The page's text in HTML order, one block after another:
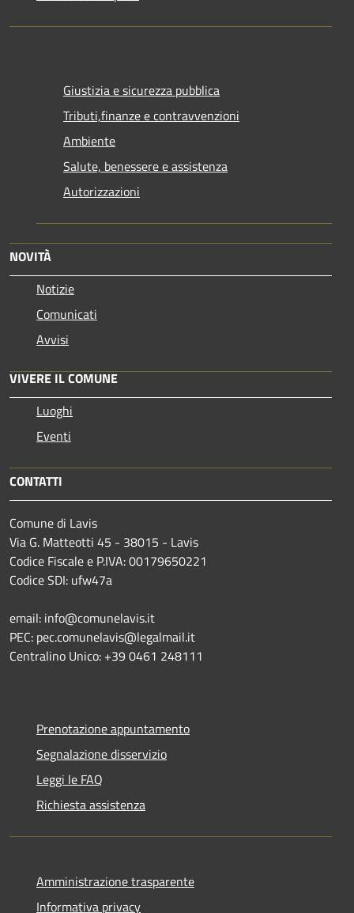
Giustizia e sicurezza pubblica
Tributi,finanze e contravvenzioni
Ambiente
Salute, benessere e assistenza
Autorizzazioni
NOVITÀ
Notizie
Comunicati
Avvisi
VIVERE IL COMUNE
Luoghi
Eventi
CONTATTI
Comune di Lavis
Via G. Matteotti 45 - 38015 - Lavis
Codice Fiscale e P.IVA: 00179650221
Codice SDI: ufw47a
email: info@comunelavis.it
PEC: pec.comunelavis@legalmail.it
Centralino Unico: +39 0461 248111
Prenotazione appuntamento
Segnalazione disservizio
Leggi le FAQ
Richiesta assistenza
Amministrazione trasparente
Informativa privacy